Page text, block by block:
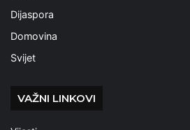
Dijaspora
Domovina
Svijet
VAŽNI LINKOVI